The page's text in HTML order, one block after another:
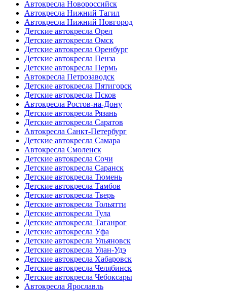
Автокресла Новороссийск
Автокресла Нижний Тагил
Автокресла Нижний Новгород
Детские автокресла Орел
Детские автокресла Омск
Детские автокресла Оренбург
Детские автокресла Пенза
Детские автокресла Пермь
Автокресла Петрозаводск
Детские автокресла Пятигорск
Детские автокресла Псков
Автокресла Ростов-на-Дону
Детские автокресла Рязань
Детские автокресла Саратов
Автокресла Санкт-Петербург
Детские автокресла Самара
Автокресла Смоленск
Детские автокресла Сочи
Детские автокресла Саранск
Детские автокресла Тюмень
Детские автокресла Тамбов
Детские автокресла Тверь
Детские автокресла Тольятти
Детские автокресла Тула
Детские автокресла Таганрог
Детские автокресла Уфа
Детские автокресла Ульяновск
Детские автокресла Улан-Удэ
Детские автокресла Хабаровск
Детские автокресла Челябинск
Детские автокресла Чебоксары
Автокресла Ярославль